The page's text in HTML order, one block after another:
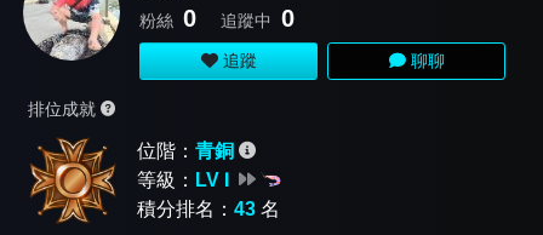
粉絲 0 追蹤中 0
追蹤 聊聊
排位成就
位階： 青銅
等級： LV Ⅰ
積分排名： 43 名